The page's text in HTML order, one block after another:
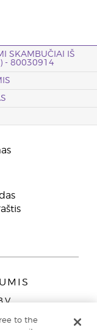
SKAMBUČIAI IŠ
- 80030914
to the